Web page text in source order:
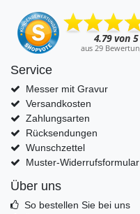
Service
Messer mit Gravur
Versandkosten
Zahlungsarten
Rücksendungen
Wunschzettel
Muster-Widerrufsformular
Über uns
So bestellen Sie bei uns